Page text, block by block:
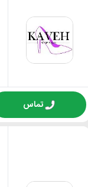
تماس